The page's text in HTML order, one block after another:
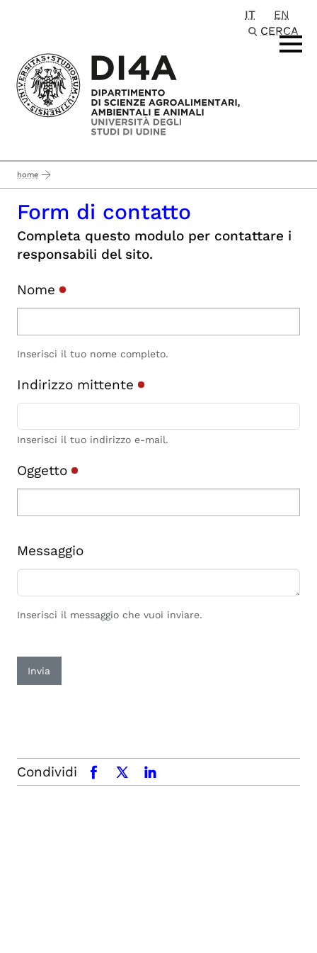
IT
EN
CERCA
home
Form di contatto
Completa questo modulo per contattare i
responsabili del sito.
Nome
Inserisci il tuo nome completo.
Indirizzo mittente
Inserisci il tuo indirizzo e-mail.
Oggetto
Messaggio
Inserisci il messaggio che vuoi inviare.
Invia
Condividi facebookx.comlinkedin